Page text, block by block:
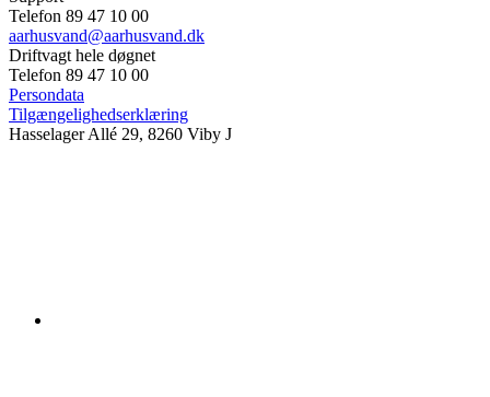
Telefon 89 47 10 00
aarhusvand@aarhusvand.dk
Driftvagt hele døgnet
Telefon 89 47 10 00
Persondata
Tilgængelighedserklæring
Hasselager Allé 29, 8260 Viby J